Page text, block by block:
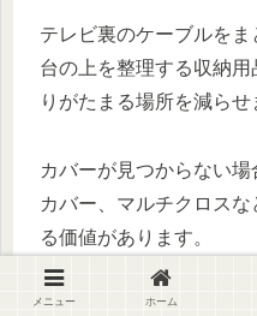
テレビ裏のケーブルを
台の上を整理する収納
りがたまる場所を減らせ
カバーが見つからない
カバー、マルチクロス
る価値があります。
テレビ周りを一気に整え
メニュー ホーム